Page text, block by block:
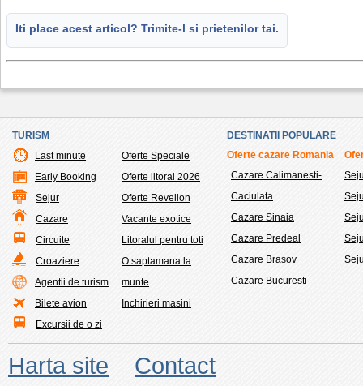
Iti place acest articol? Trimite-l si prietenilor tai.
TURISM
Last minute
Early Booking
Sejur
Cazare
Circuite
Croaziere
Agentii de turism
Bilete avion
Excursii de o zi
Oferte Speciale
Oferte litoral 2026
Oferte Revelion
Vacante exotice
Litoralul pentru toti
O saptamana la
munte
Inchirieri masini
DESTINATII POPULARE
Oferte cazare Romania
Cazare Calimanesti-
Caciulata
Cazare Sinaia
Cazare Predeal
Cazare Brasov
Cazare Bucuresti
Harta site
Contact